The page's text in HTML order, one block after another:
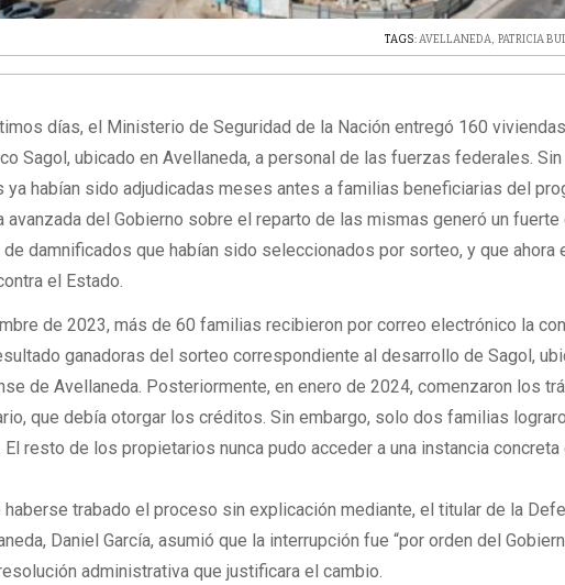
TAGS:AVELLANEDA, PATRICIA
días, el Ministerio de Seguridad de la Nación entregó 160
Sagol, ubicado en Avellaneda, a personal de las fuerzas federales.
ya habían sido adjudicadas meses antes a familias beneficiarias del
avanzada del Gobierno sobre el reparto de las mismas generó un
damnificados que habían sido seleccionados por sorteo, y que ahora
el Estado.
de 2023, más de 60 familias recibieron por correo electrónico la
ganadoras del sorteo correspondiente al desarrollo de Sagol,
de Avellaneda. Posteriormente, en enero de 2024, comenzaron los
que debía otorgar los créditos. Sin embargo, solo dos familias
resto de los propietarios nunca pudo acceder a una instancia concreta
haberse trabado el proceso sin explicación mediante, el titular de la
Daniel García, asumió que la interrupción fue “por orden del
administrativa que justificara el cambio.